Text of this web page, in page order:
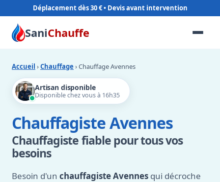
Déplacement dès 30 €
SaniChauffe
Accueil ›Chauffage › Chauffage Avennes
Artisan disponible
Disponible chez vous à 16h35
Chauffagiste Avennes
Chauffagiste fiable pour tous vos
besoins
Besoin d'un chauffagiste Avennes qui décroche